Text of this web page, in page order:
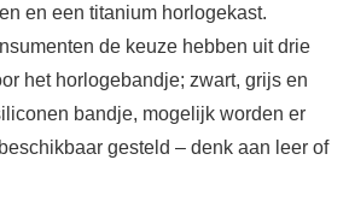
en een titanium horlogekast.
de keuze hebben uit drie
het horlogebandje; zwart, grijs en
bandje, mogelijk worden er
gesteld – denk aan leer of